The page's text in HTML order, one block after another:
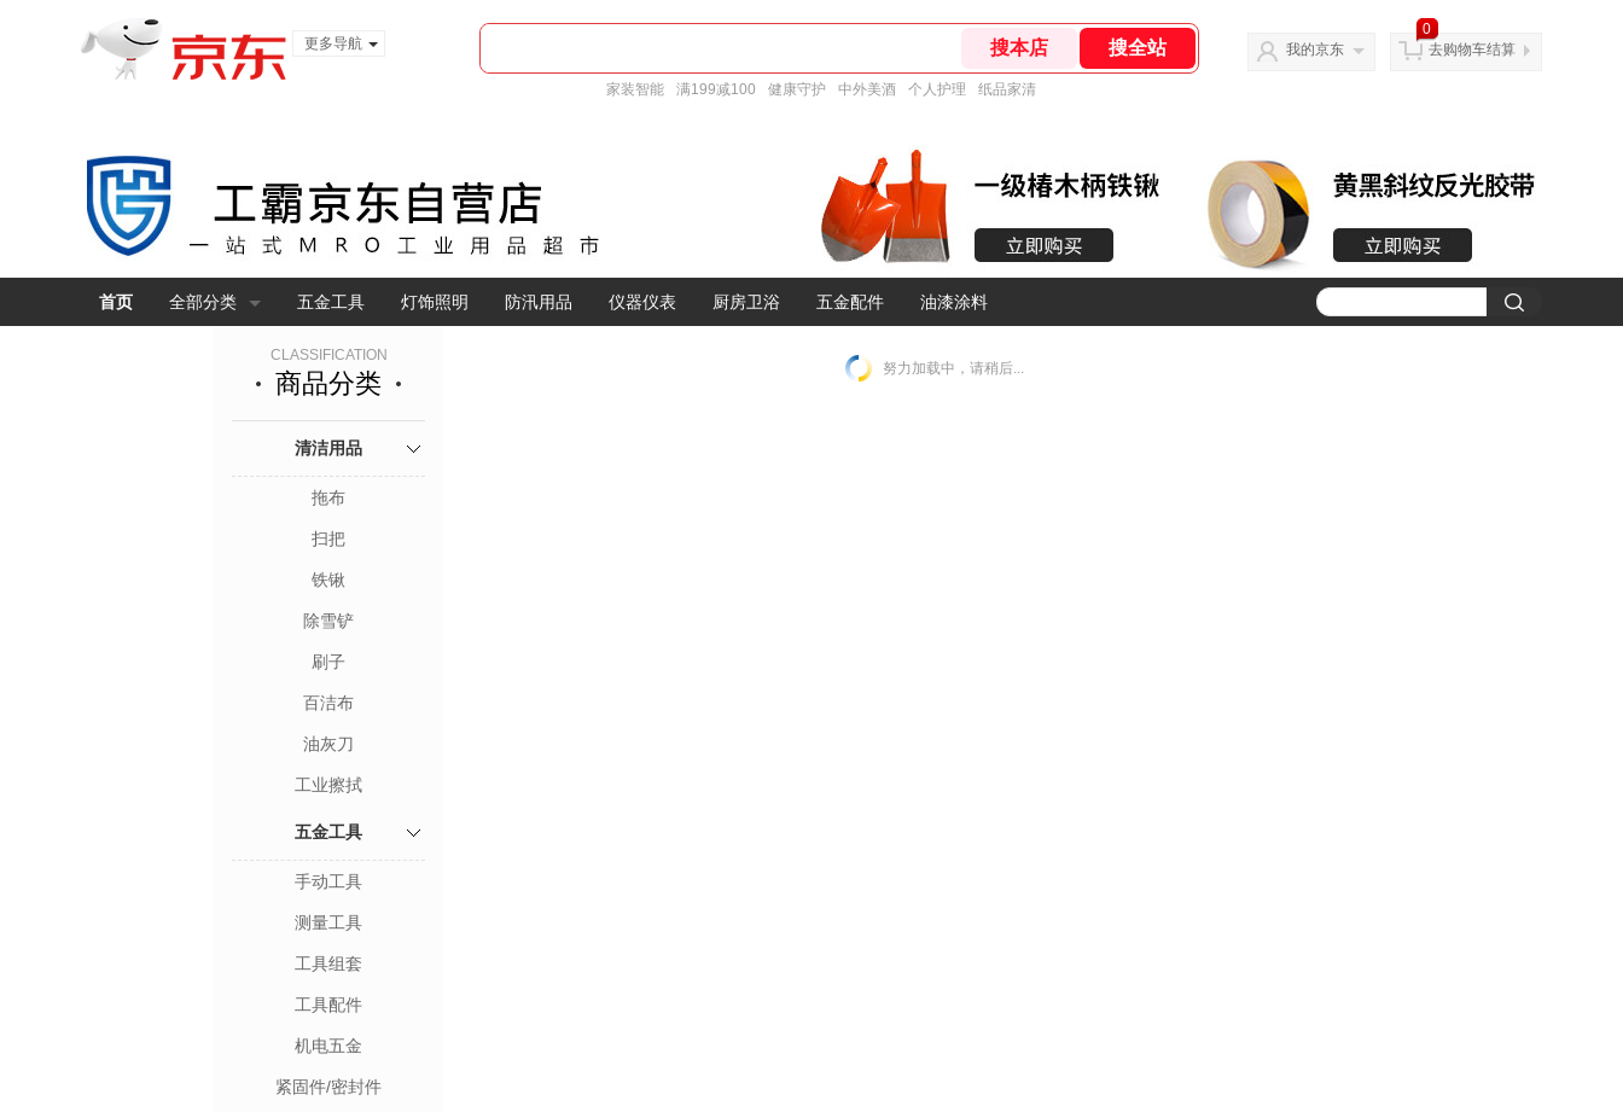
更多导航
家装智能 满199减100 健康守护 中外美酒 个人护理 纸品家清
我的京东
0
去购物车结算
首页 全部分类 五金工具 灯饰照明 防汛用品 仪器仪表 厨房卫浴 五金配件 油漆涂料
CLASSIFICATION
商品分类
清洁用品
拖布
扫把
铁锹
除雪铲
刷子
百洁布
油灰刀
工业擦拭
五金工具
手动工具
测量工具
工具组套
工具配件
机电五金
紧固件/密封件
努力加载中，请稍后...